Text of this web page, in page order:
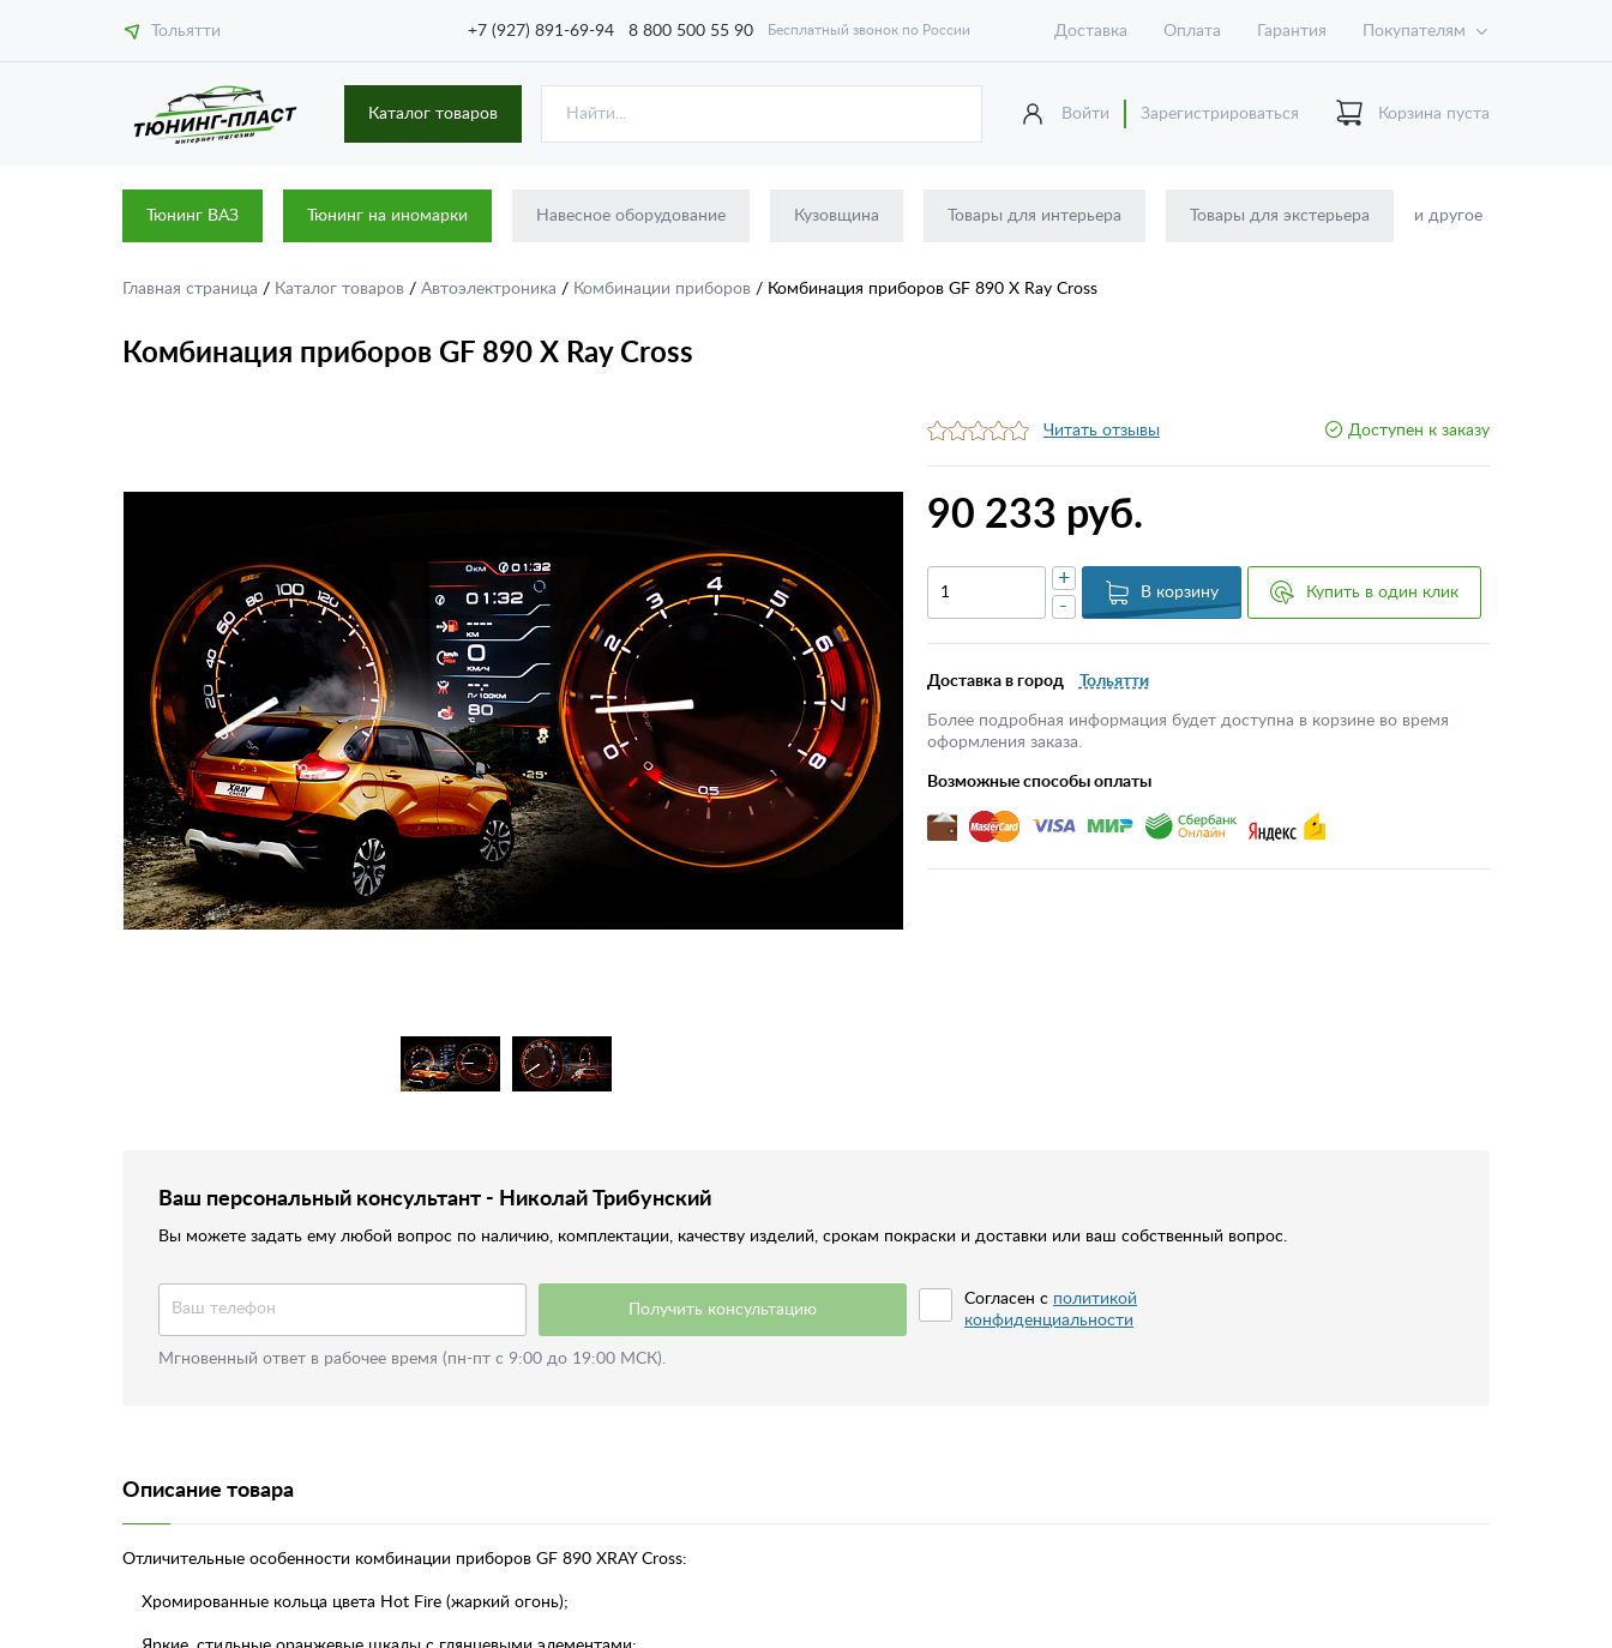
Тольятти +7 (927) 891-69-94 8 800 500 55 90 Бесплатный звонок по России Доставка Оплата Гарантия Покупателям
Каталог товаров Войти Зарегистрироваться Корзина пуста
Тюнинг ВАЗ Тюнинг на иномарки Навесное оборудование Кузовщина Товары для интерьера Товары для экстерьера и другое
Главная страница / Каталог товаров / Автоэлектроника / Комбинации приборов / Комбинация приборов GF 890 X Ray Cross
Комбинация приборов GF 890 X Ray Cross
Читать отзывы Доступен к заказу
90 233 руб.
-
+
В корзину Купить в один клик
Доставка в город Тольятти
Более подробная информация будет доступна в корзине во время
оформления заказа.
Возможные способы оплаты
Ваш персональный консультант - Николай Трибунский
Вы можете задать ему любой вопрос по наличию, комплектации, качеству изделий, срокам покраски и доставки или ваш собственный вопрос.
Получить консультацию
Согласен с политикой
конфиденциальности
Мгновенный ответ в рабочее время (пн-пт с 9:00 до 19:00 МСК).
Описание товара
Отличительные особенности комбинации приборов GF 890 XRAY Cross:
Хромированные кольца цвета Hot Fire (жаркий огонь);